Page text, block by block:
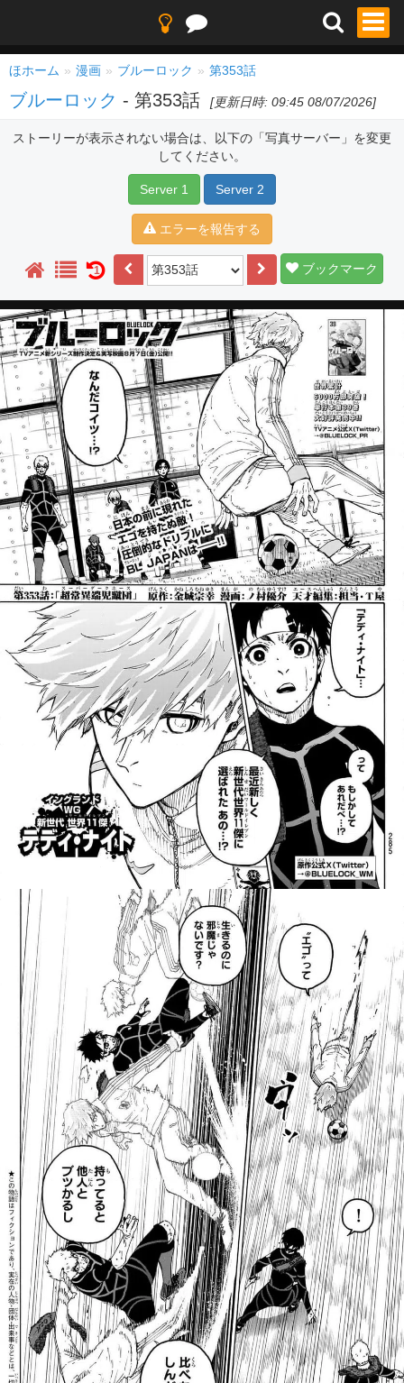
ほホーム 漫画 ブルーロック 第353話
ブルーロック - 第353話 [更新日時: 09:45 08/07/2026]
ストーリーが表示されない場合は、以下の「写真サーバー」を変更
してください。
Server 1 Server 2
エラーを報告する
1 ブックマーク